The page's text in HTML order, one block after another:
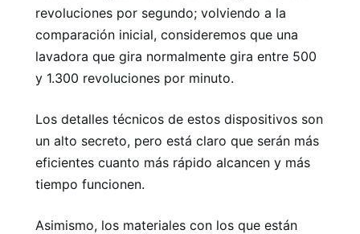
revoluciones por segundo; volviendo a la
comparación inicial, consideremos que una
lavadora que gira normalmente gira entre 500
y 1.300 revoluciones por minuto.
Los detalles técnicos de estos dispositivos son
un alto secreto, pero está claro que serán más
eficientes cuanto más rápido alcancen y más
tiempo funcionen.
Asimismo, los materiales con los que están